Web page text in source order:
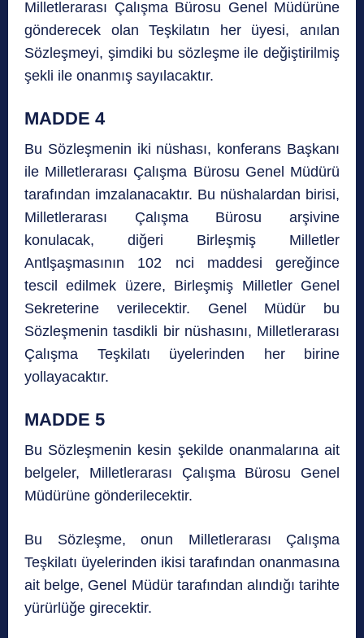
Milletlerarası Çalışma Bürosu Genel Müdürüne
gönderecek olan Teşkilatın her üyesi, anılan
Sözleşmeyi, şimdiki bu sözleşme ile değiştirilmiş
şekli ile onanmış sayılacaktır.
MADDE 4
Bu Sözleşmenin iki nüshası, konferans Başkanı
ile Milletlerarası Çalışma Bürosu Genel Müdürü
tarafından imzalanacaktır. Bu nüshalardan birisi,
Milletlerarası Çalışma Bürosu arşivine
konulacak, diğeri Birleşmiş Milletler
Antlşaşmasının 102 nci maddesi gereğince
tescil edilmek üzere, Birleşmiş Milletler Genel
Sekreterine verilecektir. Genel Müdür bu
Sözleşmenin tasdikli bir nüshasını, Milletlerarası
Çalışma Teşkilatı üyelerinden her birine
yollayacaktır.
MADDE 5
Bu Sözleşmenin kesin şekilde onanmalarına ait
belgeler, Milletlerarası Çalışma Bürosu Genel
Müdürüne gönderilecektir.
Bu Sözleşme, onun Milletlerarası Çalışma
Teşkilatı üyelerinden ikisi tarafından onanmasına
ait belge, Genel Müdür tarafından alındığı tarihte
yürürlüğe girecektir.